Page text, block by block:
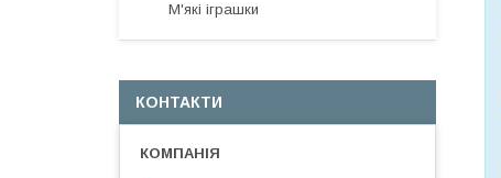
М'які іграшки
КОНТАКТИ